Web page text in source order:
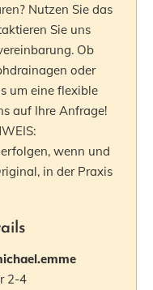
Nutzen Sie das
Sie uns
Ob
oder
um eine flexible
auf Ihre Anfrage!
wenn und
in der Praxis
2-4